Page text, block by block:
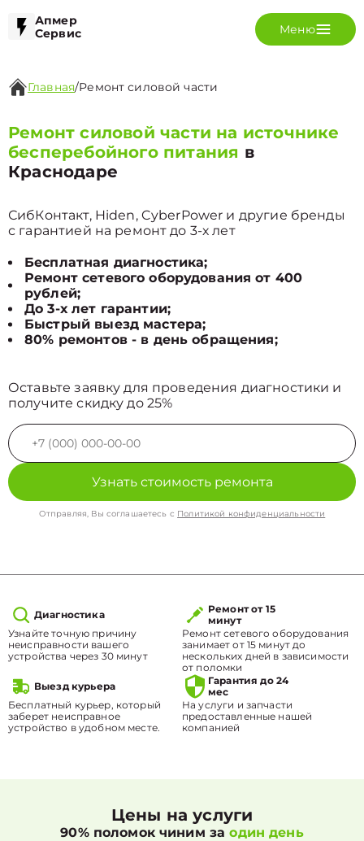
Апмер
Сервис
Меню
Главная/Ремонт силовой части
Ремонт силовой части на источнике
бесперебойного питания в
Краснодаре
СибКонтакт, Hiden, CyberPower и другие бренды
с гарантией на ремонт до 3-х лет
Бесплатная диагностика;
Ремонт сетевого оборудования от 400
рублей;
До 3-х лет гарантии;
Быстрый выезд мастера;
80% ремонтов - в день обращения;
Оставьте заявку для проведения диагностики и
получите скидку до 25%
Узнать стоимость ремонта
Отправляя, Вы соглашаетесь с Политикой конфиденциальности
Диагностика
Узнайте точную причину
неисправности вашего
устройства через 30 минут
Ремонт от 15
минут
Ремонт сетевого оборудования
занимает от 15 минут до
нескольких дней в зависимости
от поломки
Выезд курьера
Бесплатный курьер, который
заберет неисправное
устройство в удобном месте.
Гарантия до 24
мес
На услуги и запчасти
предоставленные нашей
компанией
Цены на услуги
90% поломок чиним заодин день